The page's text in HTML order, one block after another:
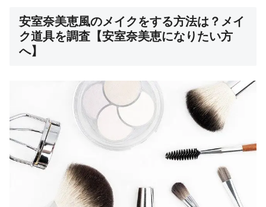
安室奈美恵風のメイクをする方法は？メイ
ク道具を調査【安室奈美恵になりたい方
へ】